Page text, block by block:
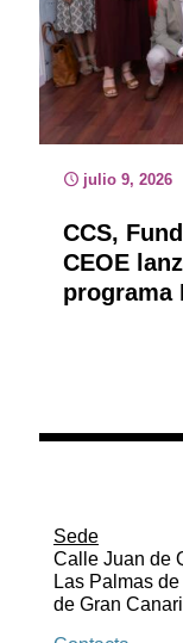
julio 9, 2026
CCS,
CEOE
programa
Sede
Calle Juan de
Las Palmas
de Gran